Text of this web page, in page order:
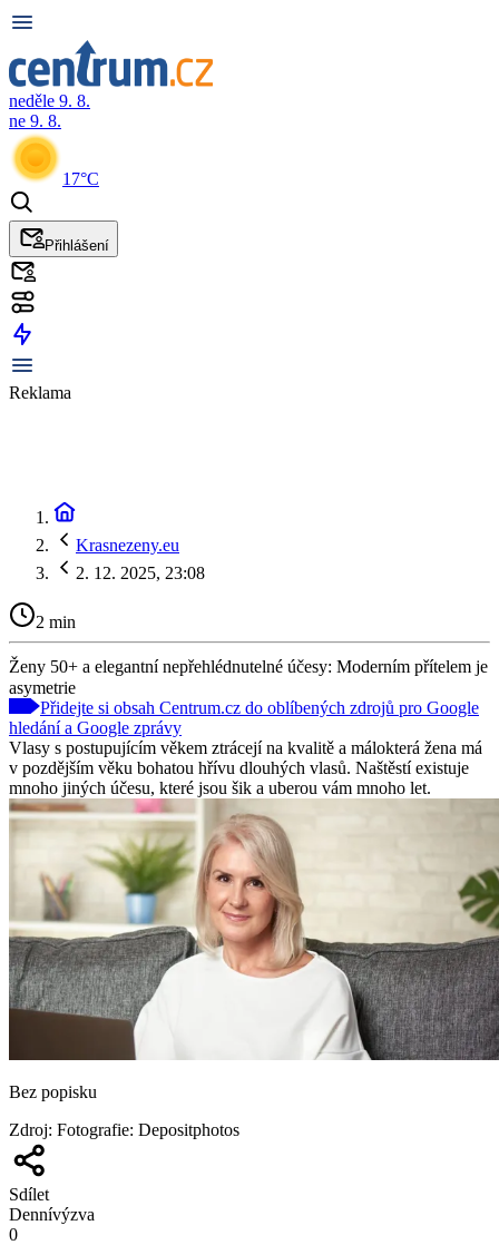
neděle 9. 8.
ne 9. 8.
17°C
Přihlášení
Reklama
Krasnezeny.eu
2. 12. 2025, 23:08
2 min
Ženy 50+ a elegantní nepřehlédnutelné účesy: Moderním přítelem je
asymetrie
Přidejte si obsah Centrum.cz do oblíbených zdrojů pro Google
hledání a Google zprávy
Vlasy s postupujícím věkem ztrácejí na kvalitě a málokterá žena má
v pozdějším věku bohatou hřívu dlouhých vlasů. Naštěstí existuje
mnoho jiných účesu, které jsou šik a uberou vám mnoho let.
Bez popisku
Zdroj: Fotografie: Depositphotos
Sdílet
Dennívýzva
0